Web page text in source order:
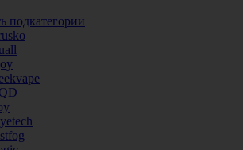
подкатегории